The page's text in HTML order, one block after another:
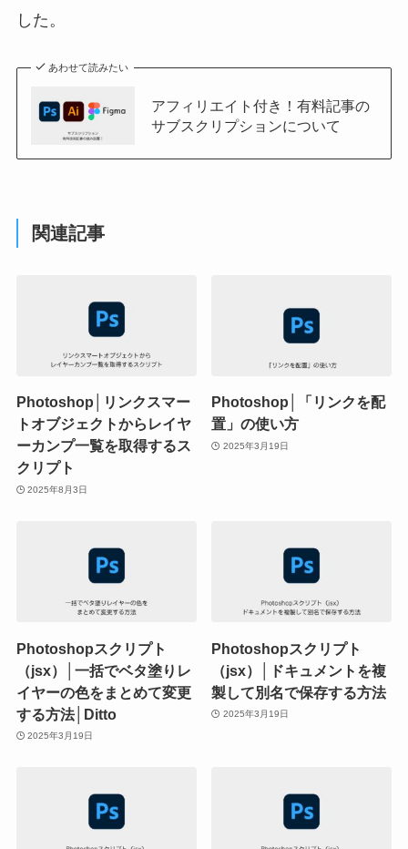
した。
あわせて読みたい
アフィリエイト付き！有料記事の
サブスクリプションについて
関連記事
Photoshop│リンクスマー
トオブジェクトからレイヤ
ーカンプ一覧を取得するス
クリプト
2025年8月3日
Photoshop│「リンクを配
置」の使い方
2025年3月19日
Photoshopスクリプト
（jsx）│一括でベタ塗りレ
イヤーの色をまとめて変更
する方法│Ditto
2025年3月19日
Photoshopスクリプト
（jsx）│ドキュメントを複
製して別名で保存する方法
2025年3月19日